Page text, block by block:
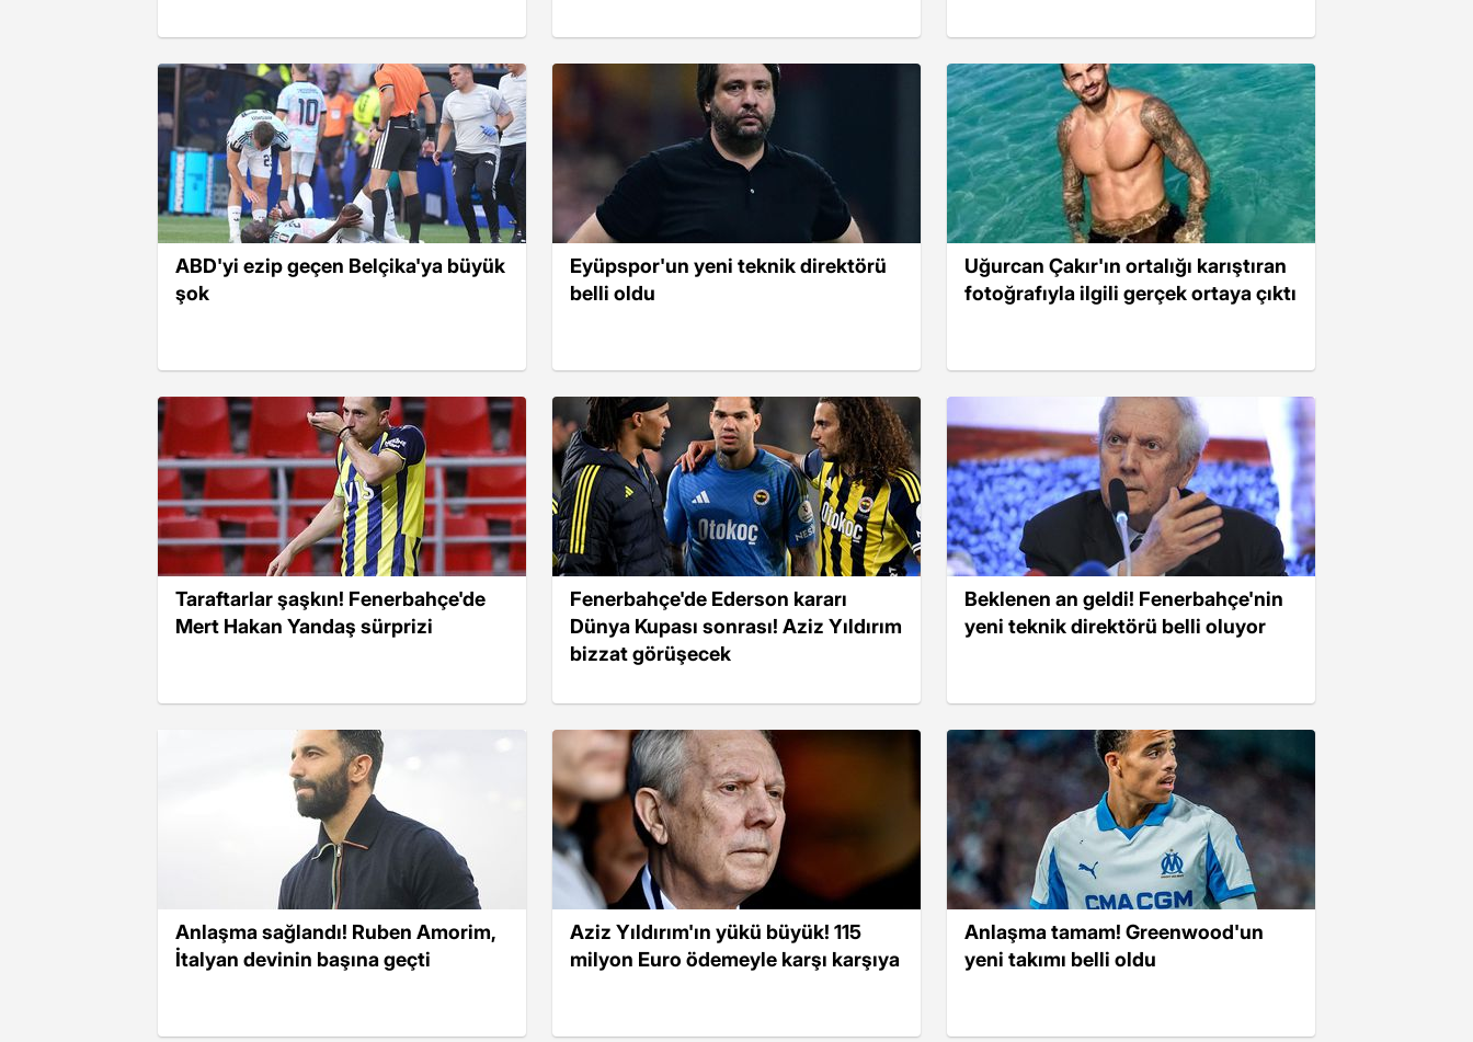
ABD'yi ezip geçen Belçika'ya büyük
şok
Eyüpspor'un yeni teknik direktörü
belli oldu
Uğurcan Çakır'ın ortalığı karıştıran
fotoğrafıyla ilgili gerçek ortaya çıktı
Taraftarlar şaşkın! Fenerbahçe'de
Mert Hakan Yandaş sürprizi
Fenerbahçe'de Ederson kararı
Dünya Kupası sonrası! Aziz Yıldırım
bizzat görüşecek
Beklenen an geldi! Fenerbahçe'nin
yeni teknik direktörü belli oluyor
Anlaşma sağlandı! Ruben Amorim,
İtalyan devinin başına geçti
Aziz Yıldırım'ın yükü büyük! 115
milyon Euro ödemeyle karşı karşıya
Anlaşma tamam! Greenwood'un
yeni takımı belli oldu